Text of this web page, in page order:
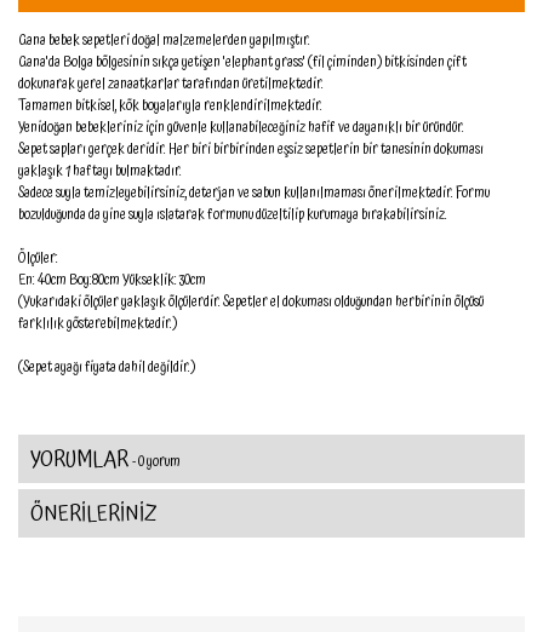
Gana bebek sepetleri doğal malzemelerden yapılmıştır.
Gana'da Bolga bölgesinin sıkça yetişen 'elephant grass' (fil çiminden) bitkisinden çift
dokunarak yerel zanaatkarlar tarafından üretilmektedir.
Tamamen bitkisel, kök boyalarıyla renklendirilmektedir.
Yenidoğan bebekleriniz için güvenle kullanabileceğiniz hafif ve dayanıklı bir üründür.
Sepet sapları gerçek deridir. Her biri birbirinden eşsiz sepetlerin bir tanesinin dokuması
yaklaşık 1 haftayı bulmaktadır.
Sadece suyla temizleyebilirsiniz, deterjan ve sabun kullanılmaması önerilmektedir. Formu
bozulduğunda da yine suyla ıslatarak formunu düzeltilip kurumaya bırakabilirsiniz.
Ölçüler:
En: 40cm Boy:80cm Yükseklik: 30cm
(Yukarıdaki ölçüler yaklaşık ölçülerdir. Sepetler el dokuması olduğundan herbirinin ölçüsü
farklılık gösterebilmektedir.)
(Sepet ayağı fiyata dahil değildir.)
YORUMLAR- 0 yorum
ÖNERİLERİNİZ